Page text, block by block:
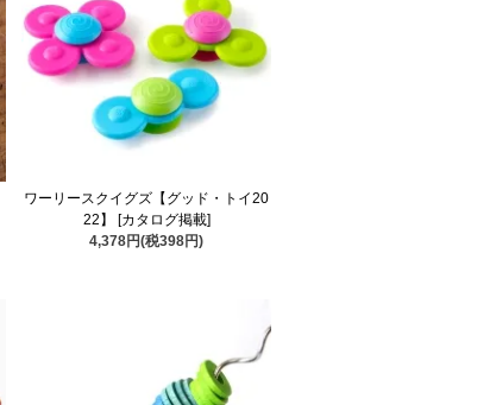
ワーリースクイグズ【グッド・トイ20
22】 [カタログ掲載]
4,378円(税398円)